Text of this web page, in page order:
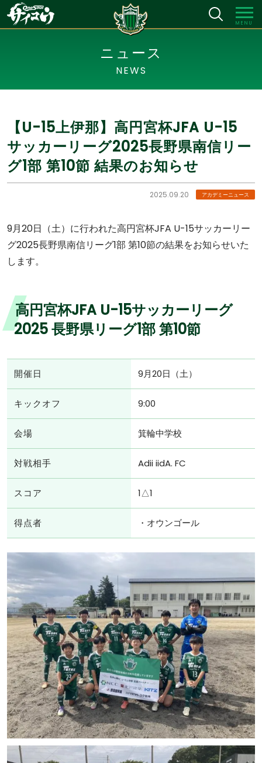
MENU
ニュース
NEWS
【U-15上伊那】高円宮杯JFA U-15
サッカーリーグ2025長野県南信リー
グ1部 第10節 結果のお知らせ
2025.09.20 アカデミーニュース
9月20日（土）に行われた高円宮杯JFA U-15サッカーリー
グ2025長野県南信リーグ1部 第10節の結果をお知らせいた
します。
高円宮杯JFA U-15サッカーリーグ
2025 長野県リーグ1部 第10節
開催日 9月20日（土）
キックオフ 9:00
会場 箕輪中学校
対戦相手 Adii iidA. FC
スコア 1△1
得点者 ・オウンゴール